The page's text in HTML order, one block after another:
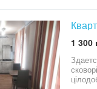
1 300
Здается затишна однокімнатна квартира подобово. Квартира з сучасним ремонтом, повністю
цілодобово. У пішому доступi знаходяться парк з озером,